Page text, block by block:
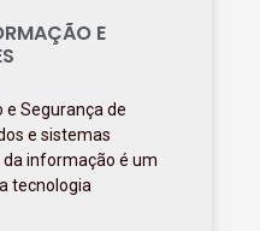
E
Segurança de
e sistemas
informação é um
tecnologia